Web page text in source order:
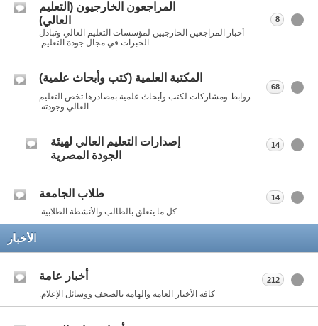
المراجعون الخارجيون (التعليم
العالي)
أخبار المراجعين الخارجيين لمؤسسات التعليم العالي وتبادل
الخبرات في مجال جودة التعليم.
8
المكتبة العلمية (كتب وأبحاث علمية)
روابط ومشاركات لكتب وأبحاث علمية بمصادرها تخص التعليم
العالي وجودته.
68
إصدارات التعليم العالي لهيئة
الجودة المصرية
14
طلاب الجامعة
كل ما يتعلق بالطالب والأنشطة الطلابية.
14
الأخبار
أخبار عامة
كافة الأخبار العامة والهامة بالصحف ووسائل الإعلام.
212